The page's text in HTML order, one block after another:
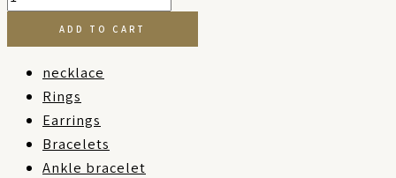
ADD TO CART
necklace
Rings
Earrings
Bracelets
Ankle bracelet